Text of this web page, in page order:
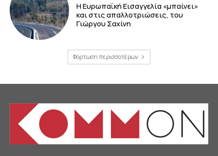
Η Ευρωπαϊκή Εισαγγελία «μπαίνει»
και στις απαλλοτριώσεις, του
Γιώργου Σαχίνη
Φόρτωση περισσοτέρων